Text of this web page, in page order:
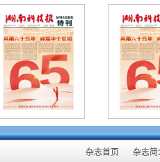
下：
杂志首页 杂志简